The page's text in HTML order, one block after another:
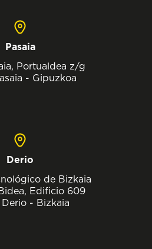
Pasaia
Portualdea z/g
- Gipuzkoa
Derio
de Bizkaia
Edificio 609
- Bizkaia